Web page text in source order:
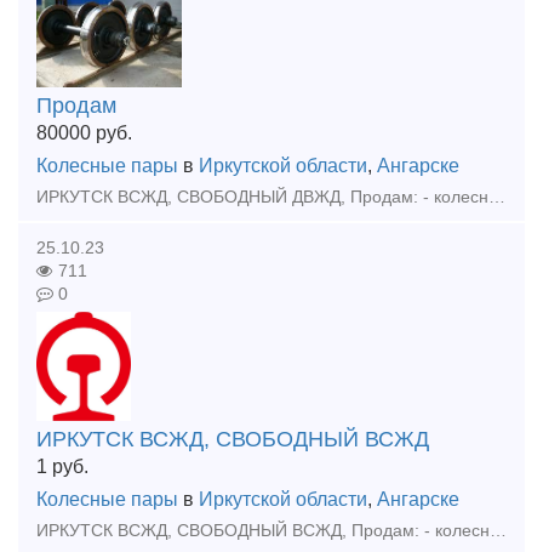
Продам
80000 руб.
Колесные пары в Иркутской области, Ангарске
ИРКУТСК ВСЖД, СВОБОДНЫЙ ДВЖД, Продам: - колесные пары всех градаций от 24 до 75, - Колесные пары менее 30мм от 80тр - новые боковые рамы 2019г, - нб 05-07г, - Буксы в сборе 50шт. Возможна дост
25.10.23
711
0
ИРКУТСК ВСЖД, СВОБОДНЫЙ ВСЖД
1 руб.
Колесные пары в Иркутской области, Ангарске
ИРКУТСК ВСЖД, СВОБОДНЫЙ ВСЖД, Продам: - колесные пары всех градаций от 24 до 75, - Колесные пары менее 30мм от 80тр - новые боковые рамы 2019г, - нб 05-07г, - 2 тележки барбер годные 18г, - Б